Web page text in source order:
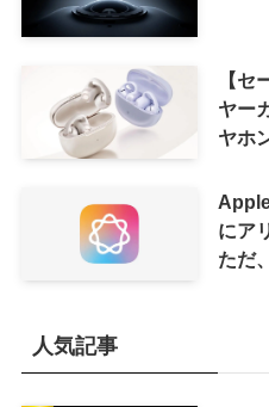
【
ヤー
ヤホ
にア
ただ
人気記事